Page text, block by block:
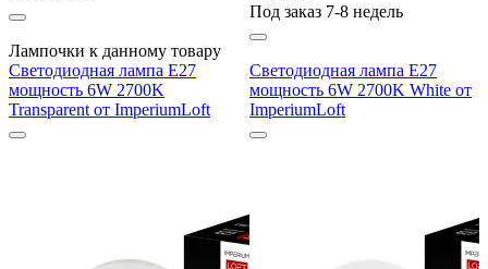
Под заказ 7-8 недель
Лампочки к данному товару
Светодиодная лампа E27
мощность 6W 2700K
Transparent от ImperiumLoft
Светодиодная лампа E27
мощность 6W 2700K White от
ImperiumLoft